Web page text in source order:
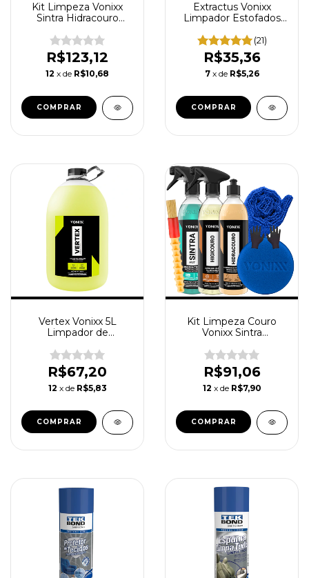
Kit Limpeza Vonixx
Sintra Hidracouro
R$123,12
12 x de R$10,68
Extractus Vonixx
Limpador Estofados
Concentrado Alta
Performance 1,5L
(21)
R$35,36
7 x de R$5,26
Vertex Vonixx 5L
Limpador de
Concentrado
R$67,20
12 x de R$5,83
Kit Limpeza Couro
Vonixx Sintra
R$91,06
12 x de R$7,90